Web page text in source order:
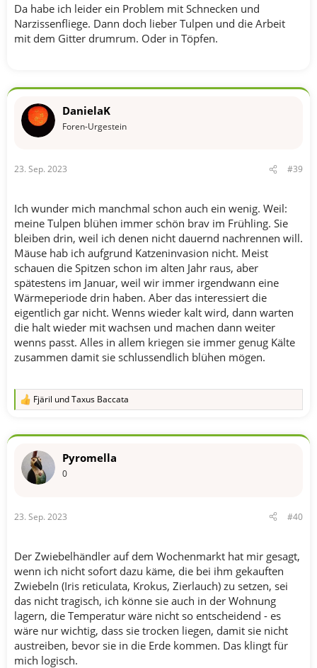
Da habe ich leider ein Problem mit Schnecken und
Narzissenfliege. Dann doch lieber Tulpen und die Arbeit
mit dem Gitter drumrum. Oder in Töpfen.
DanielaK
Foren-Urgestein
23. Sep. 2023 #39
Ich wunder mich manchmal schon auch ein wenig. Weil:
meine Tulpen blühen immer schön brav im Frühling. Sie
bleiben drin, weil ich denen nicht dauernd nachrennen will.
Mäuse hab ich aufgrund Katzeninvasion nicht. Meist
schauen die Spitzen schon im alten Jahr raus, aber
spätestens im Januar, weil wir immer irgendwann eine
Wärmeperiode drin haben. Aber das interessiert die
eigentlich gar nicht. Wenns wieder kalt wird, dann warten
die halt wieder mit wachsen und machen dann weiter
wenns passt. Alles in allem kriegen sie immer genug Kälte
zusammen damit sie schlussendlich blühen mögen.
R
k
o
:
Fjäril undTaxus Baccata
Pyromella
0
23. Sep. 2023 #40
Der Zwiebelhändler auf dem Wochenmarkt hat mir gesagt,
wenn ich nicht sofort dazu käme, die bei ihm gekauften
Zwiebeln (Iris reticulata, Krokus, Zierlauch) zu setzen, sei
das nicht tragisch, ich könne sie auch in der Wohnung
lagern, die Temperatur wäre nicht so entscheidend - es
wäre nur wichtig, dass sie trocken liegen, damit sie nicht
austreiben, bevor sie in die Erde kommen. Das klingt für
mich logisch.